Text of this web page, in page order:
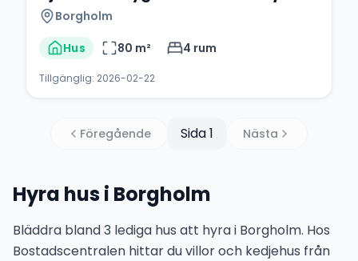
Borgholm
Hus 80 m² 4 rum
Tillgänglig: 2026-02-22
Föregående Sida1 Nästa
Hyra hus i Borgholm
Bläddra bland 3 lediga hus att hyra i Borgholm. Hos
Bostadscentralen hittar du villor och kedjehus från